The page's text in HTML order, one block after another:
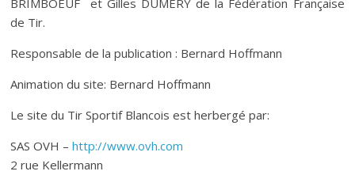
BRIMBOEUF et Gilles DUMERY de la Fédération Française
de Tir.
Responsable de la publication : Bernard Hoffmann
Animation du site: Bernard Hoffmann
Le site du Tir Sportif Blancois est herbergé par:
SAS OVH –http://www.ovh.com
2 rue Kellermann